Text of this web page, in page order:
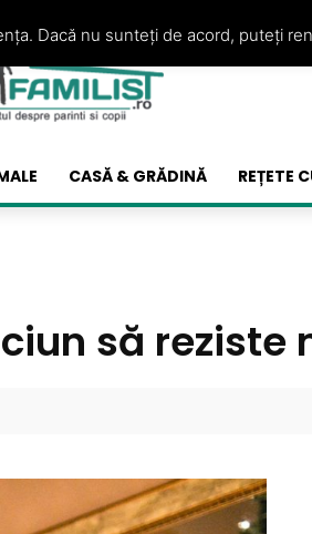
CASĂ & GRĂDINĂ REȚETE
să
Dacă nu sunteți de acord, puteți